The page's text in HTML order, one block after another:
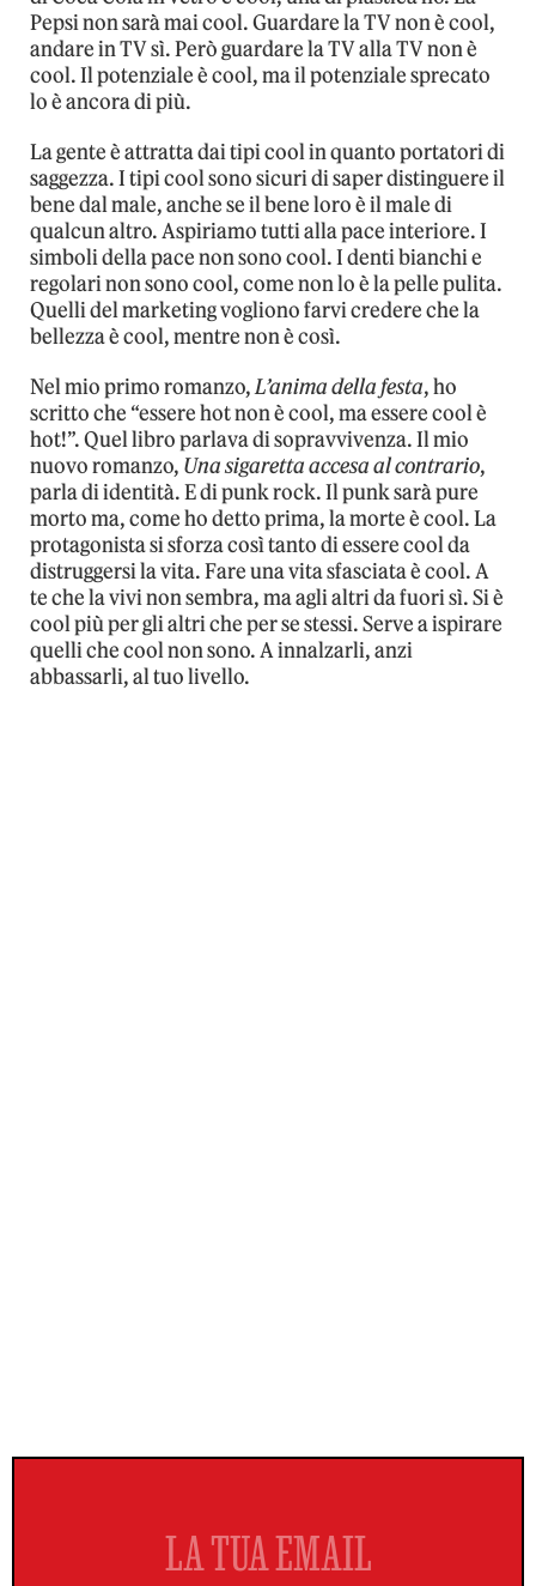
Pepsi non sarà mai cool. Guardare la TV non è cool,
andare in TV sì. Però guardare la TV alla TV non è
cool. Il potenziale è cool, ma il potenziale sprecato
lo è ancora di più.
La gente è attratta dai tipi cool in quanto portatori di
saggezza. I tipi cool sono sicuri di saper distinguere il
bene dal male, anche se il bene loro è il male di
qualcun altro. Aspiriamo tutti alla pace interiore. I
simboli della pace non sono cool. I denti bianchi e
regolari non sono cool, come non lo è la pelle pulita.
Quelli del marketing vogliono farvi credere che la
bellezza è cool, mentre non è così.
Nel mio primo romanzo,L’anima della festa, ho
scritto che “essere hot non è cool, ma essere cool è
hot!”. Quel libro parlava di sopravvivenza. Il mio
nuovo romanzo, Una sigaretta accesa al contrario,
parla di identità. E di punk rock. Il punk sarà pure
morto ma, come ho detto prima, la morte è cool. La
protagonista si sforza così tanto di essere cool da
distruggersi la vita. Fare una vita sfasciata è cool. A
te che la vivi non sembra, ma agli altri da fuori sì. Si è
cool più per gli altri che per se stessi. Serve a ispirare
quelli che cool non sono. A innalzarli, anzi
abbassarli, al tuo livello.